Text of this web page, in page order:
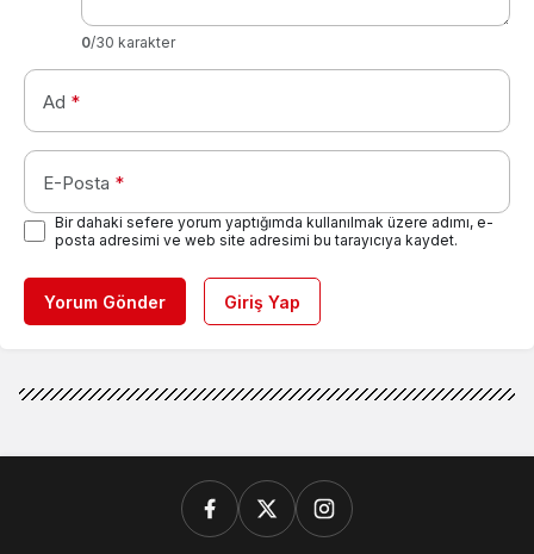
0/30 karakter
Ad *
E-Posta *
Bir dahaki sefere yorum yaptığımda kullanılmak üzere adımı, e-
posta adresimi ve web site adresimi bu tarayıcıya kaydet.
Yorum Gönder Giriş Yap